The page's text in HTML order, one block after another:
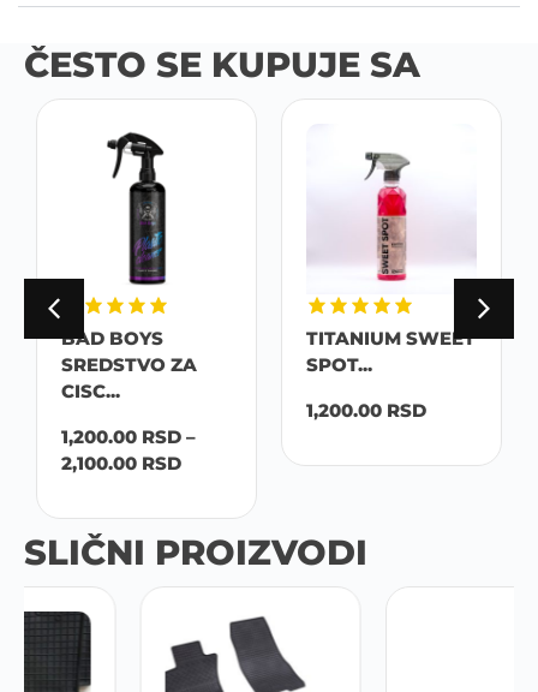
ČESTO SE KUPUJE SA
BAD BOYS
SREDSTVO ZA
CISC...
1,200.00 RSD –
2,100.00 RSD
TITANIUM SWEET
SPOT...
1,200.00 RSD
SLIČNI PROIZVODI